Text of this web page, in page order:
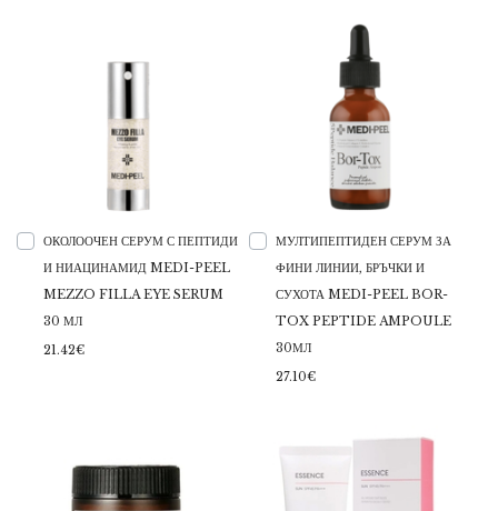
ОКОЛООЧЕН СЕРУМ С ПЕПТИДИ
И НИАЦИНАМИД MEDI-PEEL
MEZZO FILLA EYE SERUM
30 МЛ
21.42€
МУЛТИПЕПТИДЕН СЕРУМ ЗА
ФИНИ ЛИНИИ, БРЪЧКИ И
СУХОТА MEDI-PEEL BOR-
TOX PEPTIDE AMPOULE
30МЛ
27.10€